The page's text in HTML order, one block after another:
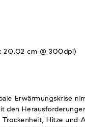
20.02 cm @ 300dpi)
Erwärmungskrise
den
Hitze und